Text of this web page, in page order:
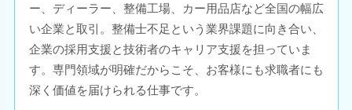
ー、ディーラー、整備工場、カー用品店など全国の幅広
い企業と取引。整備士不足という業界課題に向き合い、
企業の採用支援と技術者のキャリア支援を担っていま
す。専門領域が明確だからこそ、お客様にも求職者にも
深く価値を届けられる仕事です。